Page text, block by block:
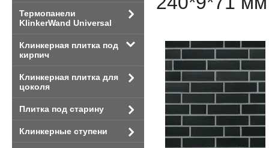
Термопанели
KlinkerWand Universal
Клинкерная плитка под
кирпич
Клинкерная плитка для
цоколя
Плитка под старину
Клинкерные ступени